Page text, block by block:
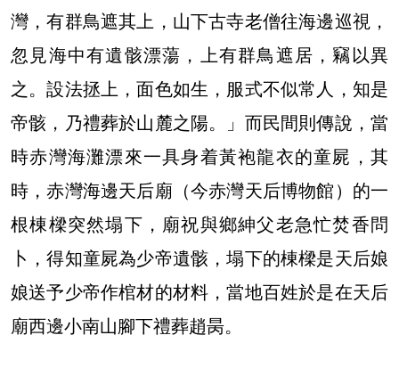
灣，有群鳥遮其上，山下古寺老僧往海邊巡視，
忽見海中有遺骸漂蕩，上有群鳥遮居，竊以異
之。設法拯上，面色如生，服式不似常人，知是
帝骸，乃禮葬於山麓之陽。」而民間則傳說，當
時赤灣海灘漂來一具身着黃袍龍衣的童屍，其
時，赤灣海邊天后廟（今赤灣天后博物館）的一
根棟樑突然塌下，廟祝與鄉紳父老急忙焚香問
卜，得知童屍為少帝遺骸，塌下的棟樑是天后娘
娘送予少帝作棺材的材料，當地百姓於是在天后
廟西邊小南山腳下禮葬趙昺。